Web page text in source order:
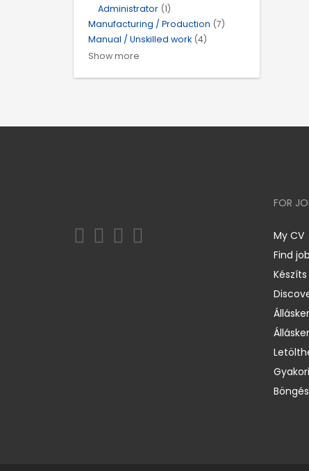
Administrator (1)
Manufacturing / Production (7)
Manual / Unskilled work (4)
Show more
FOR
My CV
Find